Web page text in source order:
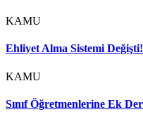
KAMU
Ehliyet Alma Sistemi Değişti!
KAMU
Sınıf Öğretmenlerine Ek